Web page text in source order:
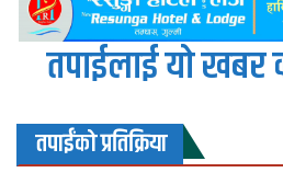
तपाईलाई यो खबर
तपाईंको प्रतिक्रिया